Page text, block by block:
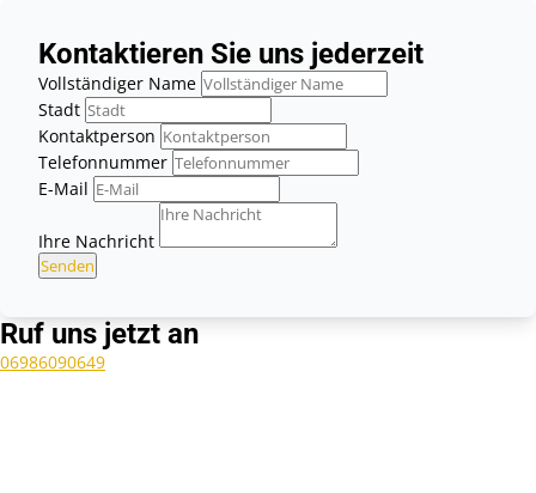
Kontaktieren Sie uns jederzeit
Vollständiger Name
Stadt
Kontaktperson
Telefonnummer
E-Mail
Ihre Nachricht
Senden
Ruf uns jetzt an
06986090649